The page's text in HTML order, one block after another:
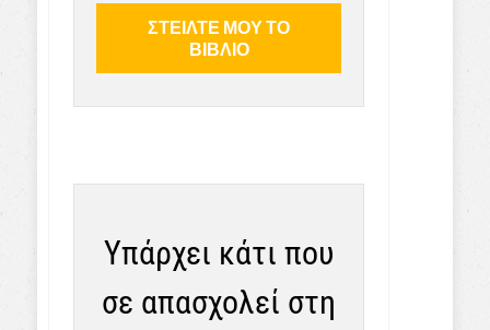
Υπάρχει κάτι που
σε απασχολεί στη